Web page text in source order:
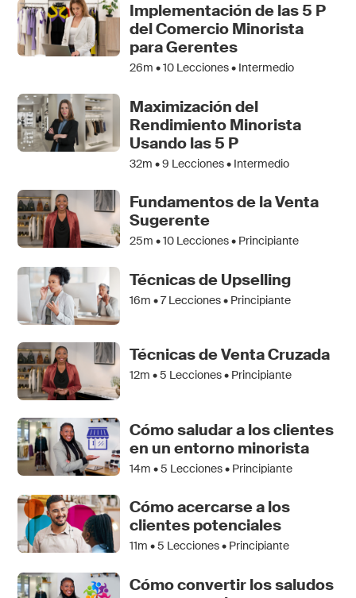
Implementación de las 5 P
del Comercio Minorista
para Gerentes
26m •10 Lecciones • Intermedio
Maximización del
Rendimiento Minorista
Usando las 5 P
32m •9 Lecciones • Intermedio
Fundamentos de la Venta
Sugerente
25m •10 Lecciones • Principiante
Técnicas de Upselling
16m •7Lecciones • Principiante
Técnicas de Venta Cruzada
12m •5 Lecciones • Principiante
Cómo saludar a los clientes
en un entorno minorista
14m •5 Lecciones • Principiante
Cómo acercarse a los
clientes potenciales
11m •5 Lecciones • Principiante
Cómo convertir los saludos